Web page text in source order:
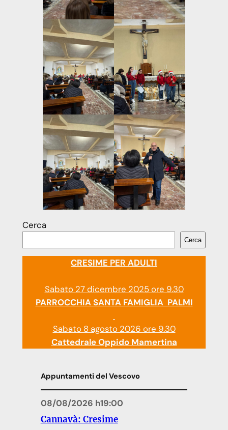
Cerca
Cerca
CRESIME PER ADULTI
Sabato 27 dicembre 2025 ore 9.30
PARROCCHIA SANTA FAMIGLIA PALMI
Sabato 8 agosto 2026 ore 9.30
Cattedrale Oppido Mamertina
Appuntamenti del Vescovo
08/08/2026 h19:00
Cannavà: Cresime